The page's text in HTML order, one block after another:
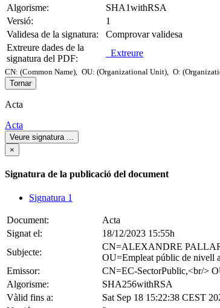
Algorisme:
SHA1withRSA
Versió:
1
Validesa de la signatura:
Comprovar validesa
Extreure dades de la
signatura del PDF:
Extreure
CN: (Common Name), OU: (Organizational Unit), O:
Tornar
Acta
Acta
Veure signatura
×
Signatura de la publicació del document
Signatura 1
Document:
Acta
Signat el:
18/12/2023 15:55h
Subjecte:
CN=ALEXANDRE
OU=Empleat públic de nivell
Emissor:
CN=EC-SectorPublic,<br/>
Algorisme:
SHA256withRSA
Vàlid fins a:
Sat Sep 18 15:22:38 CEST